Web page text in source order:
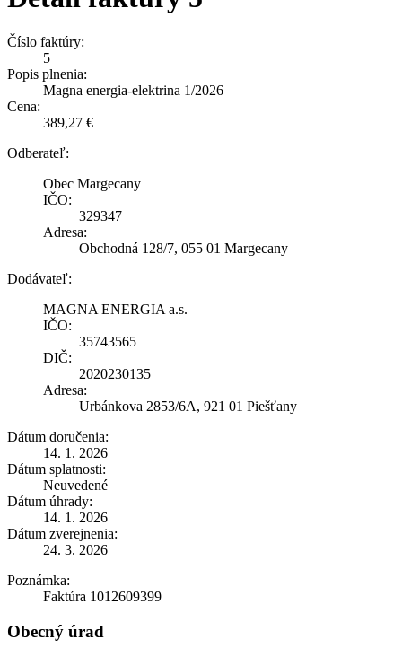
Číslo faktúry:
5
Popis plnenia:
Magna energia-elektrina 1/2026
Cena:
389,27 €
Odberateľ:
Obec Margecany
IČO:
329347
Adresa:
Obchodná 128/7, 055 01 Margecany
Dodávateľ:
MAGNA ENERGIA a.s.
IČO:
35743565
DIČ:
2020230135
Adresa:
Urbánkova 2853/6A, 921 01 Piešťany
Dátum doručenia:
14. 1. 2026
Dátum splatnosti:
Neuvedené
Dátum úhrady:
14. 1. 2026
Dátum zverejnenia:
24. 3. 2026
Poznámka:
Faktúra 1012609399
Obecný úrad